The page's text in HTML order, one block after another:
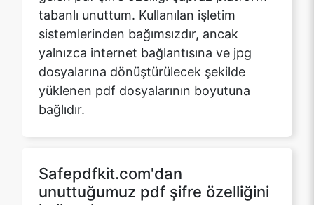
dosyalarına dönüştürülecek şekilde
yüklenen pdf dosyalarının boyutuna
bağlıdır.
Safepdfkit.com'dan
yenileyecek olursak
ilerlememize ne olacak?